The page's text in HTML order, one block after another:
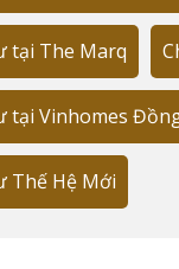
CBRE Việt
Giám đốc
vòng 24 giờ."
tại The Marq
tại Vinhomes
Thế Hệ Mới